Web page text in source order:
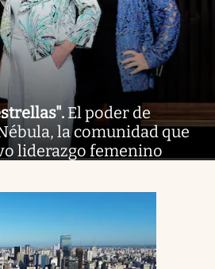
. El poder de
la comunidad que
liderazgo femenino